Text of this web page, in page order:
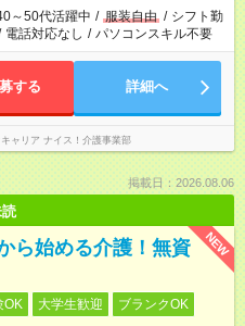
～50代活躍中 / 服装自由 / シフト勤
電話対応なし / パソコンスキル不要
する 詳細へ
ャリア ナイス！介護事業部
掲載日：2026.08.06
NEW
ら始める介護！無資
OK 大学生歓迎
ブランクOK